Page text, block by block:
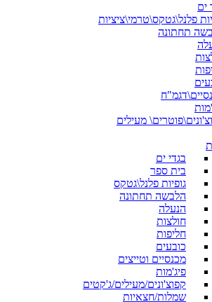
ים
פלנל\גטקס\טרמי\ציציות
תחתונה
מעילים
בגדי ים
בית ספר
גופיות פלנל\גטקס
הלבשה תחתונה
הנעלה
חולצות
חליפות
כובעים
מכנסיים וטייצים
פיג'מות
קפוצ'ונים/מעילים/ג'קטים
שמלות/חצאיות